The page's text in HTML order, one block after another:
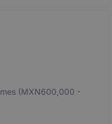
(MXN600,000 -